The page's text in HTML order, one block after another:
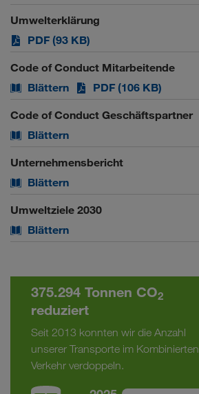
Umwelterklärung
PDF (93 KB)
Code of Conduct Mitarbeitende
Blättern
PDF (106 KB)
Code of Conduct Geschäftspartner
Blättern
Unternehmensbericht
Blättern
Umweltziele 2030
Blättern
375.294 Tonnen CO2
reduziert
Seit 2013 konnten wir die Anzahl
unserer Transporte im Kombinierten
Verkehr verdoppeln.